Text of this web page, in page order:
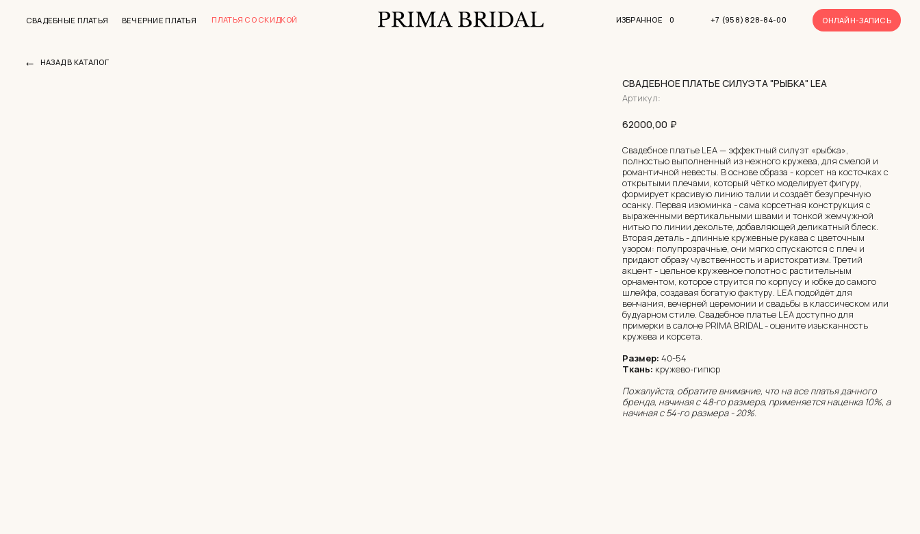
+7 (958) 828-84-00
ИЗБРАННОЕ 0
СВАДЕБНОЕ ПЛАТЬЕ СИЛУЭТА "РЫБКА" LEA
Артикул:
62000,00 ₽
Свадебное платье LEA — эффектный силуэт «рыбка»,
полностью выполненный из нежного кружева, для смелой и
романтичной невесты. В основе образа - корсет на косточках с
открытыми плечами, который чётко моделирует фигуру,
формирует красивую линию талии и создаёт безупречную
осанку. Первая изюминка - сама корсетная конструкция с
выраженными вертикальными швами и тонкой жемчужной
нитью по линии декольте, добавляющей деликатный блеск.
Вторая деталь - длинные кружевные рукава с цветочным
узором: полупрозрачные, они мягко спускаются с плеч и
придают образу чувственность и аристократизм. Третий
акцент - цельное кружевное полотно с растительным
орнаментом, которое струится по корпусу и юбке до самого
шлейфа, создавая богатую фактуру. LEA подойдёт для
венчания, вечерней церемонии и свадьбы в классическом или
будуарном стиле. Свадебное платье LEA доступно для
примерки в салоне PRIMA BRIDAL - оцените изысканность
кружева и корсета.
Размер: 40-54
Ткань: кружево-гипюр
Пожалуйста, обратите внимание, что на все платья данного
бренда, начиная с 48-го размера, применяется наценка 10%, а
начиная с 54-го размера - 20%.